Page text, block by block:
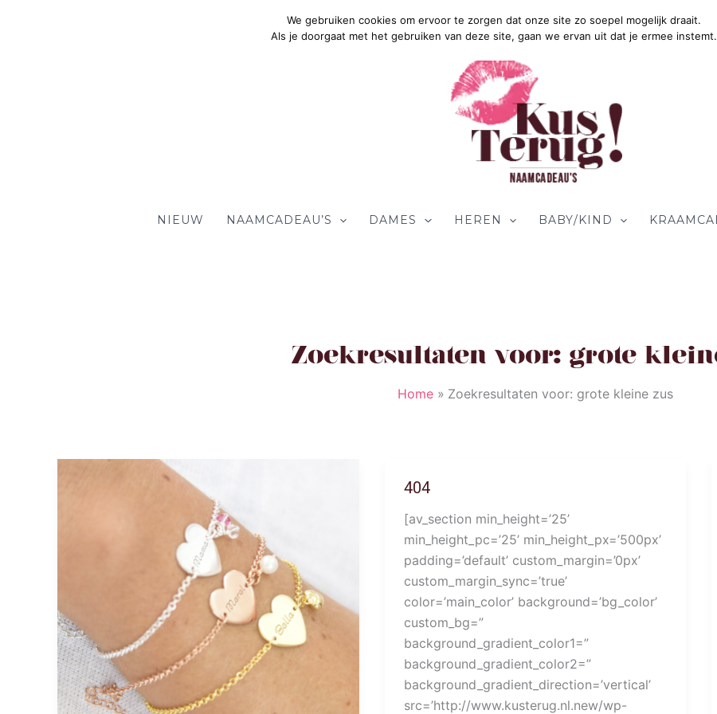
NIEUW NAAMCADEAU’S DAMES HEREN BABY/KIND
Zoekresultaten voor: grote
Home Zoekresultaten voor: grote kleine zus
404
[av_section min_height=’25’
min_height_pc=’25’ min_height_px=’500px’
padding=’default’ custom_margin=’0px’
custom_margin_sync=’true’
color=’main_color’ background=’bg_color’
custom_bg=”
background_gradient_color1=”
background_gradient_color2=”
background_gradient_direction=’vertical’
src=’http://www.kusterug.nl.new/wp-
We gebruiken cookies om ervoor te zorgen dat onze site zo soepel mogelijk draait.
Als je doorgaat met het gebruiken van deze site, gaan we ervan uit dat je ermee instemt.